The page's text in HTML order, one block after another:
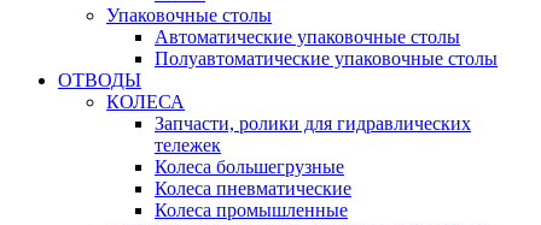
Упаковочные столы
Автоматические упаковочные столы
Полуавтоматические упаковочные столы
ОТВОДЫ
КОЛЕСА
Запчасти, ролики для гидравлических
тележек
Колеса большегрузные
Колеса пневматические
Колеса промышленные